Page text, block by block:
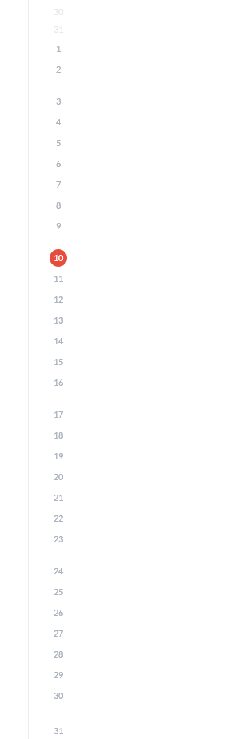
30
31
1
2
3
4
5
6
7
8
9
10
11
12
13
14
15
16
17
18
19
20
21
22
23
24
25
26
27
28
29
30
31